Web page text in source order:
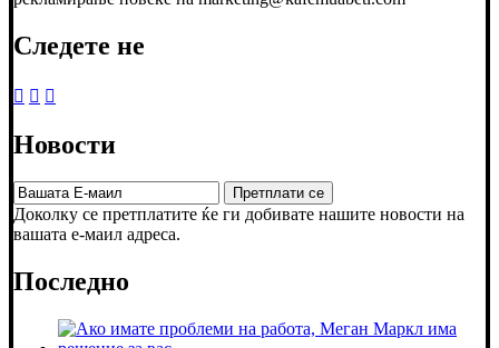
Следете не
Новости
Доколку се претплатите ќе ги добивате нашите новости на
вашата е-маил адреса.
Последно